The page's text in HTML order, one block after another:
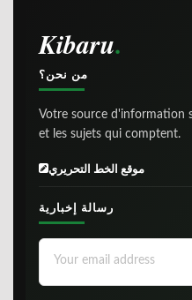
Kibaru
من نحن؟
Votre source d'information
et les sujets qui comptent.
موقع الخط التحريري
رسالة إخبارية